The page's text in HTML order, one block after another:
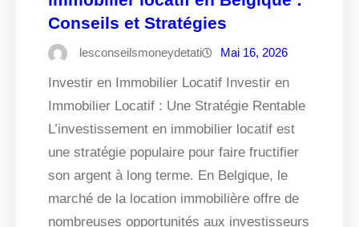
Conseils et Stratégies
lesconseilsmoneydetati Mai 16, 2026
Investir en Immobilier Locatif Investir en
Immobilier Locatif : Une Stratégie Rentable
L’investissement en immobilier locatif est
une stratégie populaire pour faire fructifier
son argent à long terme. En Belgique, le
marché de la location immobilière offre de
nombreuses opportunités aux investisseurs